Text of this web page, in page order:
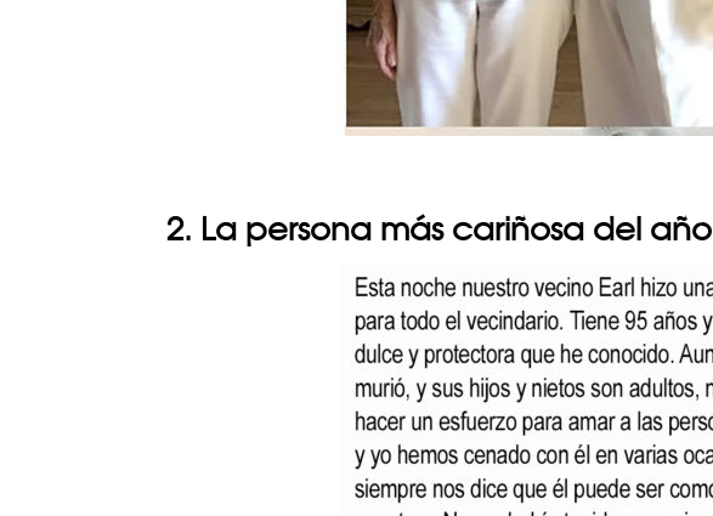
2. La persona más cariñosa del año